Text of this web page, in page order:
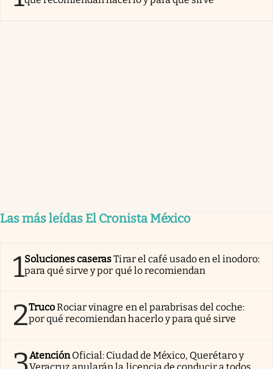
Las más leídas El Cronista México
1Soluciones caserasTirar el café usado en el inodoro:
para qué sirve y por qué lo recomiendan
2TrucoRociar vinagre en el parabrisas del coche:
por qué recomiendan hacerlo y para qué sirve
AtenciónOficial: Ciudad de México, Querétaro y